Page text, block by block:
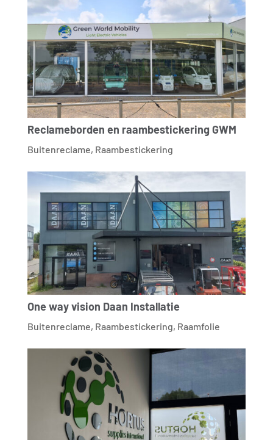
Reclameborden en raambestickering GWM
Buitenreclame, Raambestickering
One way vision Daan Installatie
Buitenreclame, Raambestickering, Raamfolie